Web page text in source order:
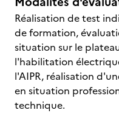
Réalisation de test
de formation,
situation sur le
l'habilitation
l'AIPR, réalisation
en situation
technique.